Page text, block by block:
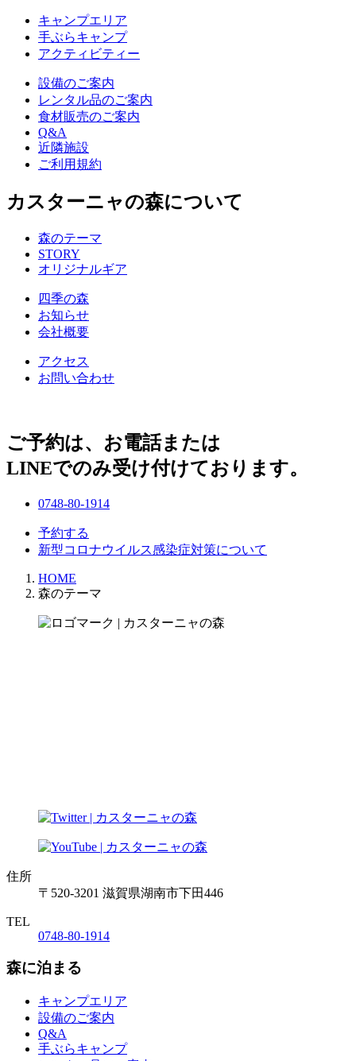
キャンプエリア
手ぶらキャンプ
アクティビティー
設備のご案内
レンタル品のご案内
食材販売のご案内
Q&A
近隣施設
ご利用規約
カスターニャの森について
森のテーマ
STORY
オリジナルギア
四季の森
お知らせ
会社概要
アクセス
お問い合わせ
ご予約は、お電話または
LINEでのみ受け付けております。
0748-80-1914
予約する
新型コロナウイルス感染症対策について
HOME
森のテーマ
住所
〒520-3201 滋賀県湖南市下田446
TEL
0748-80-1914
森に泊まる
キャンプエリア
設備のご案内
Q&A
手ぶらキャンプ